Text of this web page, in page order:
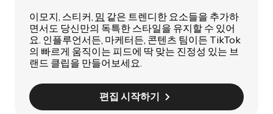
이모지, 스티커, 밈 같은 트렌디한 요소들을 추가하
면서도 당신만의 독특한 스타일을 유지할 수 있어
요. 인플루언서든, 마케터든, 콘텐츠 팀이든 TikTok
의 빠르게 움직이는 피드에 딱 맞는 진정성 있는 브
랜드 클립을 만들어보세요.
편집 시작하기